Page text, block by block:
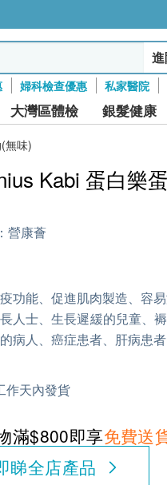
婦科檢查優惠 私家醫院
大灣區體檢 銀髮健康
無味)
Kabi 蛋白樂
營康薈
功能、促進肌肉製造、容
人士、生長遲緩的兒童、
病人、癌症患者、肝病患
作天內發貨
滿$800即享免費送
睇全店產品